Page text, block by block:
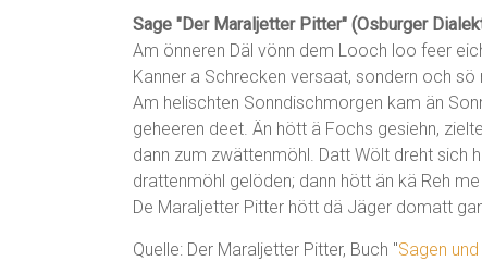
Sage "Der Maraljetter Pitter" (Osburger
Am önneren Däl vönn dem Looch loo feer
Kanner a Schrecken versaat, sondern och
Am helischten Sonndischmorgen kam än
geheeren deet. Än hött ä Fochs gesiehn,
dann zum zwättenmöhl. Datt Wölt dreht
drattenmöhl gelöden; dann hött än kä Reh
De Maraljetter Pitter hött dä Jäger domatt
Quelle: Der Maraljetter Pitter, Buch "Sagen